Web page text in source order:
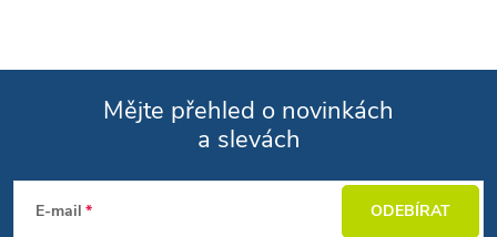
Mějte přehled o novinkách
a slevách
E-mail ODEBÍRAT